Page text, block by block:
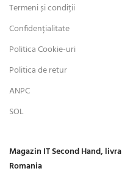
Termeni și condiții
Confidențialitate
Politica Cookie-uri
Politica de retur
ANPC
SOL
Magazin IT Second Hand,
Romania